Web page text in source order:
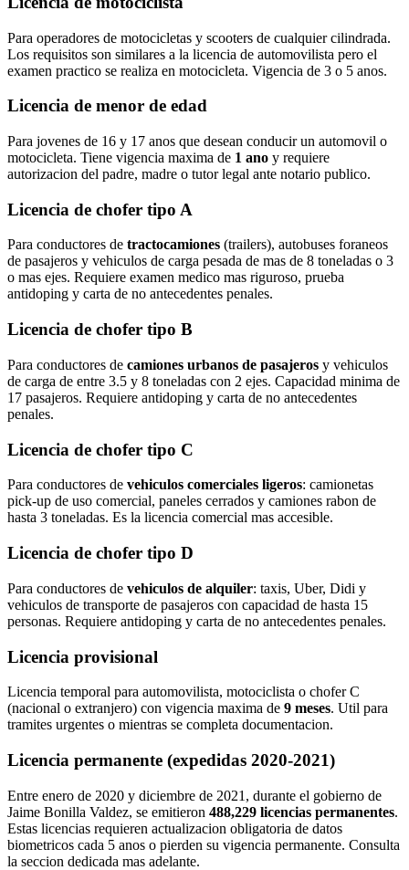
Para operadores de motocicletas y scooters de cualquier cilindrada.
Los requisitos son similares a la licencia de automovilista pero el
examen practico se realiza en motocicleta. Vigencia de 3 o 5 anos.
Licencia de menor de edad
Para jovenes de 16 y 17 anos que desean conducir un automovil o
motocicleta. Tiene vigencia maxima de 1 ano y requiere
autorizacion del padre, madre o tutor legal ante notario publico.
Licencia de chofer tipo A
Para conductores de tractocamiones (trailers), autobuses foraneos
de pasajeros y vehiculos de carga pesada de mas de 8 toneladas o 3
o mas ejes. Requiere examen medico mas riguroso, prueba
antidoping y carta de no antecedentes penales.
Licencia de chofer tipo B
Para conductores de camiones urbanos de pasajeros y vehiculos
de carga de entre 3.5 y 8 toneladas con 2 ejes. Capacidad minima de
17 pasajeros. Requiere antidoping y carta de no antecedentes
penales.
Licencia de chofer tipo C
Para conductores de vehiculos comerciales ligeros: camionetas
pick-up de uso comercial, paneles cerrados y camiones rabon de
hasta 3 toneladas. Es la licencia comercial mas accesible.
Licencia de chofer tipo D
Para conductores de vehiculos de alquiler: taxis, Uber, Didi y
vehiculos de transporte de pasajeros con capacidad de hasta 15
personas. Requiere antidoping y carta de no antecedentes penales.
Licencia provisional
Licencia temporal para automovilista, motociclista o chofer C
(nacional o extranjero) con vigencia maxima de 9 meses. Util para
tramites urgentes o mientras se completa documentacion.
Licencia permanente (expedidas 2020-2021)
Entre enero de 2020 y diciembre de 2021, durante el gobierno de
Jaime Bonilla Valdez, se emitieron 488,229 licencias permanentes.
Estas licencias requieren actualizacion obligatoria de datos
biometricos cada 5 anos o pierden su vigencia permanente. Consulta
la seccion dedicada mas adelante.